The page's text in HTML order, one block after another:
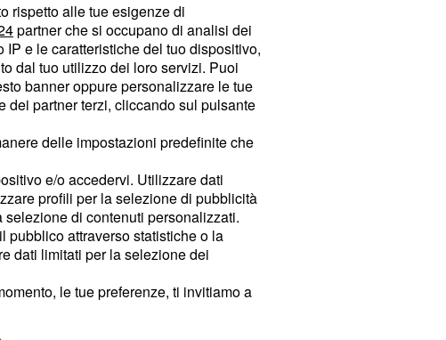
rispetto alle tue esigenze di
partner che si occupano di analisi dei
e le caratteristiche del tuo dispositivo,
dal tuo utilizzo dei loro servizi. Puoi
banner oppure personalizzare le tue
dei partner terzi, cliccando sul pulsante
delle impostazioni predefinite che
e/o accedervi. Utilizzare dati
profili per la selezione di pubblicità
di contenuti personalizzati.
pubblico attraverso statistiche o la
dati limitati per la selezione dei
le tue preferenze, ti invitiamo a